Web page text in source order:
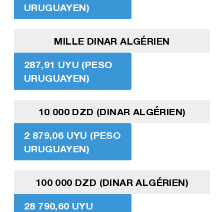
URUGUAYEN)
MILLE DINAR ALGÉRIEN
287,91 UYU (PESO
URUGUAYEN)
10 000 DZD (DINAR ALGÉRIEN)
2 879,06 UYU (PESO
URUGUAYEN)
100 000 DZD (DINAR ALGÉRIEN)
28 790,60 UYU